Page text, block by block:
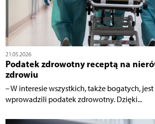
21.05.2026
Podatek zdrowotny receptą na
zdrowiu
– W interesie wszystkich, także bogatych,
wprowadzili podatek zdrowotny. Dzięki...